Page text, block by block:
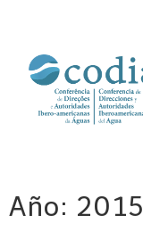
Año: 2015